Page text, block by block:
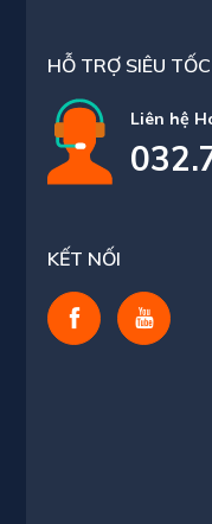
HỖ TRỢ SIÊU TỐC
Liên hệ
KẾT NỐI